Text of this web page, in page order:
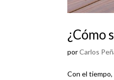
¿Cómo
porCarlos
Con el